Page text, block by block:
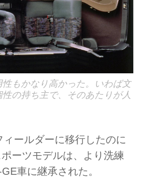
性もかなり高かった。いわば文
の持ち主で、そのあたりが人
ールダーに移行したのに
ーツモデルは、より洗練
車に継承された。